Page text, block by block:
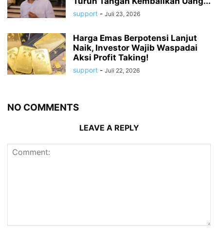
support - Juli 23, 2026
Harga Emas Berpotensi Lanjut
Naik, Investor Wajib Waspadai
Aksi Profit Taking!
support - Juli 22, 2026
NO COMMENTS
LEAVE A REPLY